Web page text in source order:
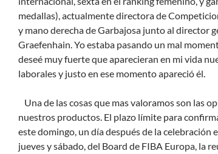
medallas), actualmente directora de
y mano derecha de Garbajosa junto al director
Graefenhain. Yo estaba pasando un mal
deseé muy fuerte que aparecieran en mi vida
laborales y justo en ese momento apareció él.
Una de las cosas que mas valoramos son las
nuestros productos. El plazo límite para
este domingo, un día después de la celebración
jueves y sábado, del Board de FIBA Europa, la